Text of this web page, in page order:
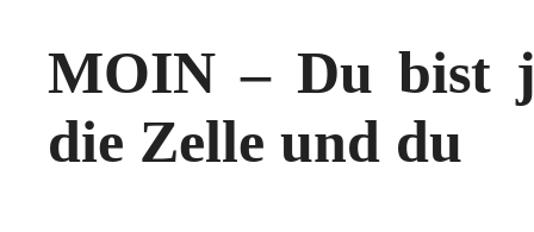
MOIN – Du bist
die Zelle und du